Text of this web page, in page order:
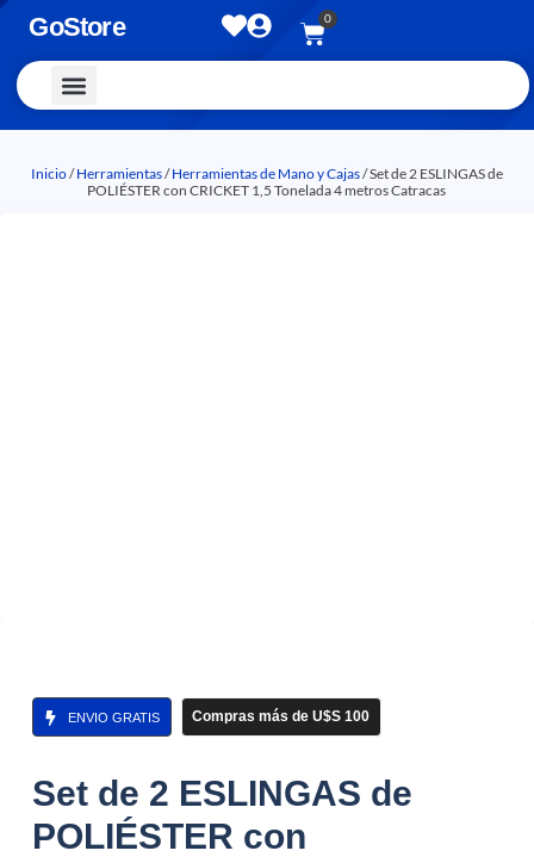
GoStore 0
Inicio/Herramientas/Herramientas de Mano y Cajas/ Set de 2 ESLINGAS de
POLIÉSTER con CRICKET 1,5 Tonelada 4 metros Catracas
ENVIO GRATIS Compras más de U$S 100
Set de 2 ESLINGAS de
POLIÉSTER con